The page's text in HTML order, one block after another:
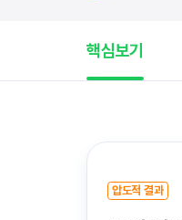
핵심보기
압도적 결과